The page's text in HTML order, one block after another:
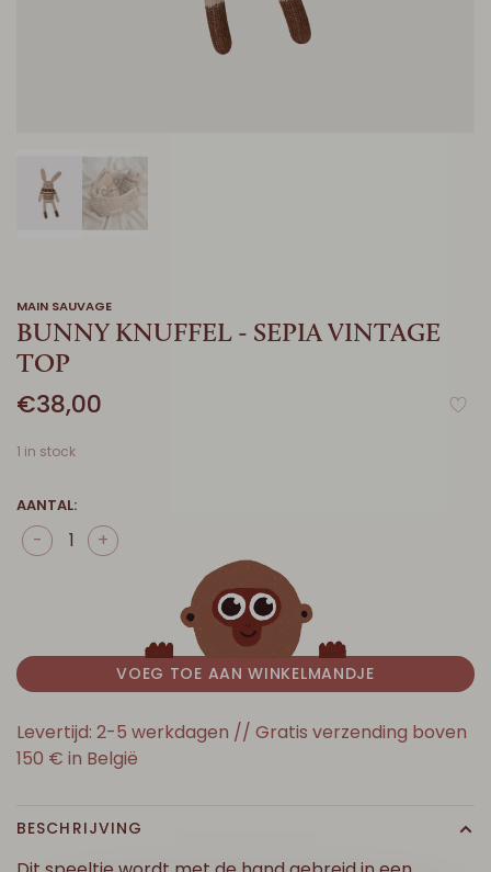
MAIN SAUVAGE
BUNNY KNUFFEL - SEPIA VINTAGE
TOP
€38,00
1 in stock
AANTAL:
+
-
VOEG TOE AAN WINKELMANDJE
Levertijd: 2-5 werkdagen // Gratis verzending boven
150 € in België
BESCHRIJVING